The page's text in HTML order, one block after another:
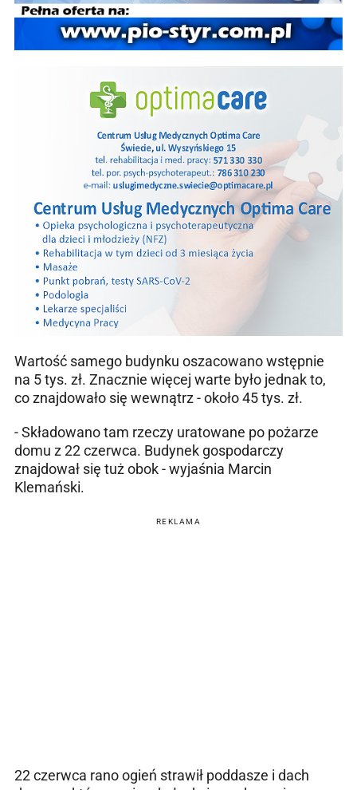
Wartość samego budynku oszacowano wstępnie
na 5 tys. zł. Znacznie więcej warte było jednak to,
co znajdowało się wewnątrz - około 45 tys. zł.
- Składowano tam rzeczy uratowane po pożarze
domu z 22 czerwca. Budynek gospodarczy
znajdował się tuż obok - wyjaśnia Marcin
Klemański.
REKLAMA
22 czerwca rano ogień strawił poddasze i dach